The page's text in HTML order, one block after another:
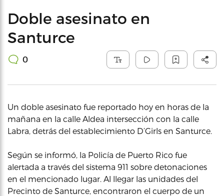
Doble asesinato en
Santurce
0
Un doble asesinato fue reportado hoy en horas de la
mañana en la calle Aldea intersección con la calle
Labra, detrás del establecimiento D’Girls en Santurce.
Según se informó, la Policía de Puerto Rico fue
alertada a través del sistema 911 sobre detonaciones
en el mencionado lugar. Al llegar las unidades del
Precinto de Santurce, encontraron el cuerpo de un